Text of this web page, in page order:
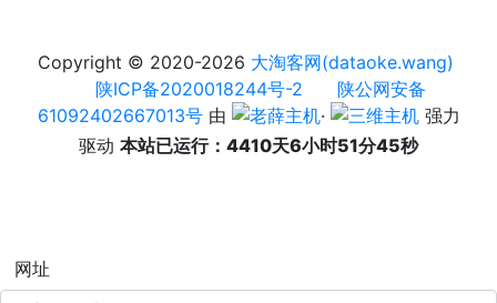
Copyright © 2020-2026 大淘客网(dataoke.wang)
陕ICP备2020018244号-2
陕公网安备
61092402667013号由 ·
强力
驱动 本站已运行：4410天6小时51分45秒
网址